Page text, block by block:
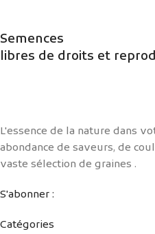
Semences
libres de droits et
L'essence de la nature dans
abondance de saveurs, de
vaste sélection de graines .
S'abonner :
Catégories